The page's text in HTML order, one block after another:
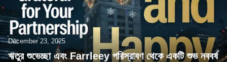
December 23, 2025
ঋতুর শুভেচ্ছা এবং Farrleey পরিস্রাবণ থেকে একটি শুভ নববর্ষ